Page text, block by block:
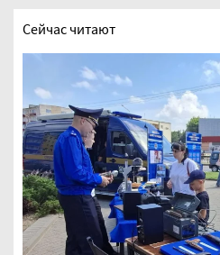
Сейчас читают